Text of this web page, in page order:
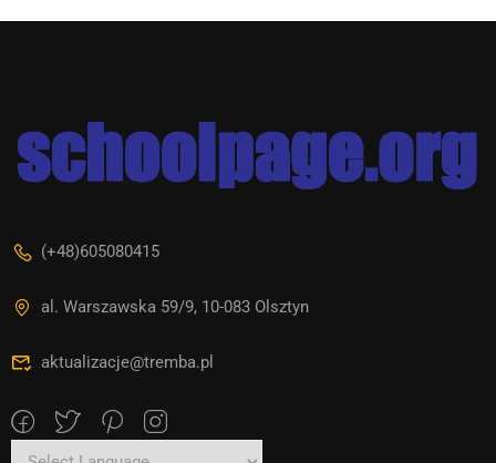
(+48)605080415
al. Warszawska 59/9, 10-083 Olsztyn
aktualizacje@tremba.pl